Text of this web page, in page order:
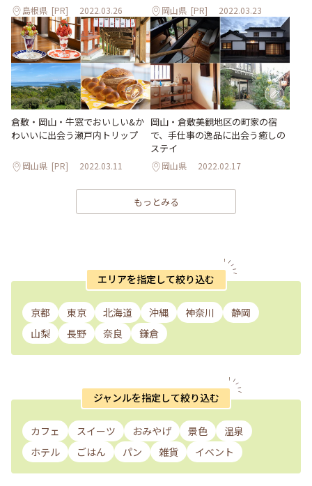
島根県 [PR] 2022.03.26 岡山県 [PR] 2022.03.23
倉敷・岡山・牛窓でおいしい&か
わいいに出会う瀬戸内トリップ
岡山県 [PR] 2022.03.11
岡山・倉敷美観地区の町家の宿
で、手仕事の逸品に出会う癒しの
ステイ
岡山県 2022.02.17
もっとみる
エリアを指定して絞り込む
京都 東京 北海道 沖縄 神奈川
静岡
山梨
長野 奈良 鎌倉
ジャンルを指定して絞り込む
カフェ スイーツ おみやげ 景色
温泉
ホテル
ごはん パン 雑貨 イベント